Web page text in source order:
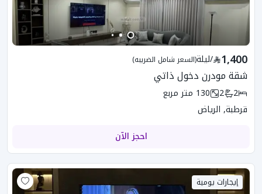
1,400
/ليلة(السعر شامل الضريبه)
شقة مودرن دخول ذاتي
2
2
130 متر مربع
قرطبة, الرياض
احجز الآن
إيجارات يومية